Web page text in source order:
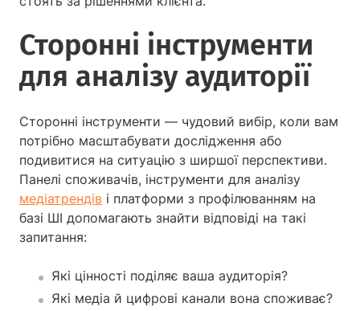
Сторонні інструменти
для аналізу аудиторії
Сторонні інструменти — чудовий вибір, коли вам
потрібно масштабувати дослідження або
подивитися на ситуацію з ширшої перспективи.
Панелі споживачів, інструменти для аналізу
медіатрендів і платформи з профілюванням на
базі ШІ допомагають знайти відповіді на такі
запитання:
Які цінності поділяє ваша аудиторія?
Які медіа й цифрові канали вона споживає?